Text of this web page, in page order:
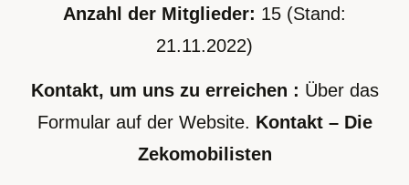
Anzahl der Mitglieder: 15 (Stand:
21.11.2022)
Kontakt, um uns zu erreichen : Über das
Formular auf der Website. Kontakt – Die
Zekomobilisten